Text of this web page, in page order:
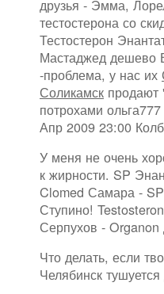
друзья - Эмма,
тестостерона со
Тестостерон
Мастаджед дешево
-проблема, у нас их
Соликамск продают
потрохами
Апр 2009 23:00
У меня не очень
к жирности. SP
Clomed Самара -
Ступино!
Серпухов - Organon
Что делать, если
Челябинск